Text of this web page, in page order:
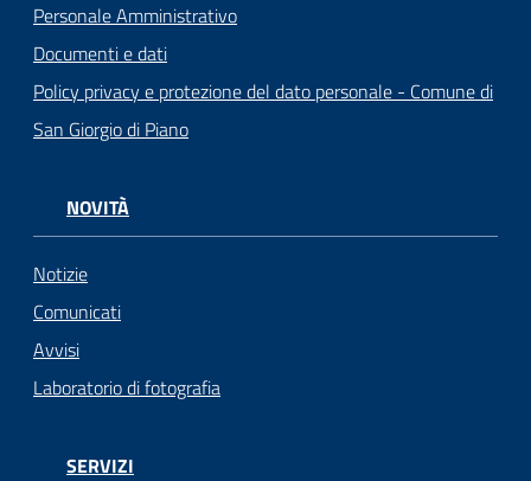
Personale Amministrativo
Documenti e dati
Policy privacy e protezione del dato personale - Comune di
San Giorgio di Piano
NOVITÀ
Notizie
Comunicati
Avvisi
Laboratorio di fotografia
SERVIZI